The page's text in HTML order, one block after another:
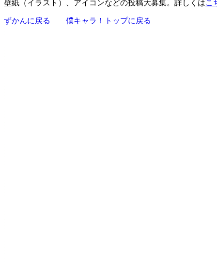
壁紙（イラスト）、アイコンなどの投稿大募集。詳しくはこ
ずかんに戻る 僕キャラ！トップに戻る